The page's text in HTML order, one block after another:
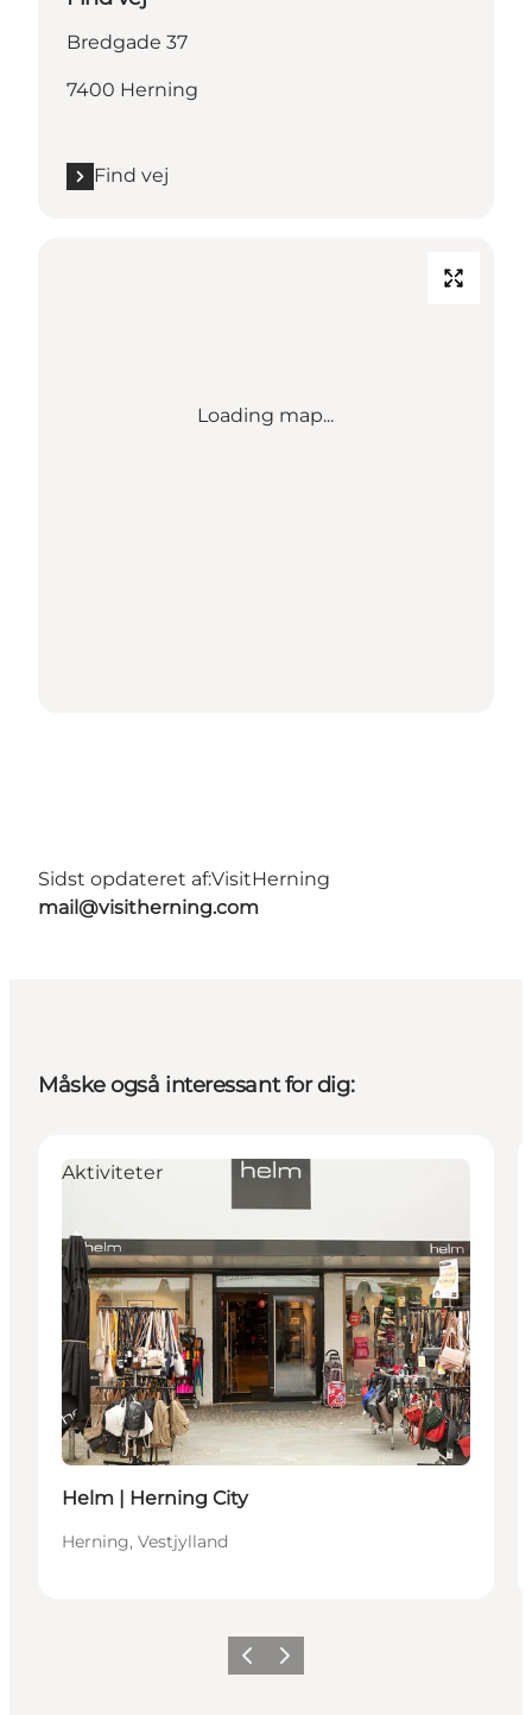
Bredgade 37
7400 Herning
Find vej
Loading map...
Sidst opdateret af:VisitHerning
mail@visitherning.com
Måske også interessant for dig:
Aktiviteter
Helm | Herning City
Herning, Vestjylland
Forrige billede
Næste billede